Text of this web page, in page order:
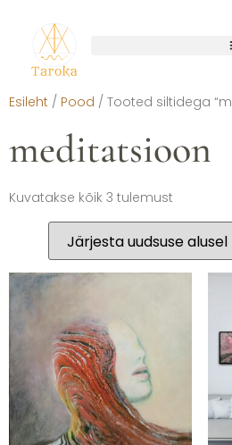
Esileht / Pood / Tooted siltidega
meditatsioon
Kuvatakse kõik 3 tulemust